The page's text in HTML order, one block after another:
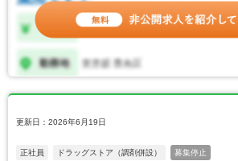
更新日：2026年6月19日
正社員 ドラッグストア（調剤併設） 募集停止